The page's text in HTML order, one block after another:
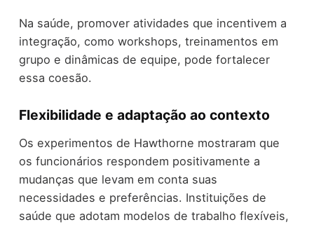
Na saúde, promover atividades que incentivem a
integração, como workshops, treinamentos em
grupo e dinâmicas de equipe, pode fortalecer
essa coesão.
Flexibilidade e adaptação ao contexto
Os experimentos de Hawthorne mostraram que
os funcionários respondem positivamente a
mudanças que levam em conta suas
necessidades e preferências. Instituições de
saúde que adotam modelos de trabalho flexíveis,